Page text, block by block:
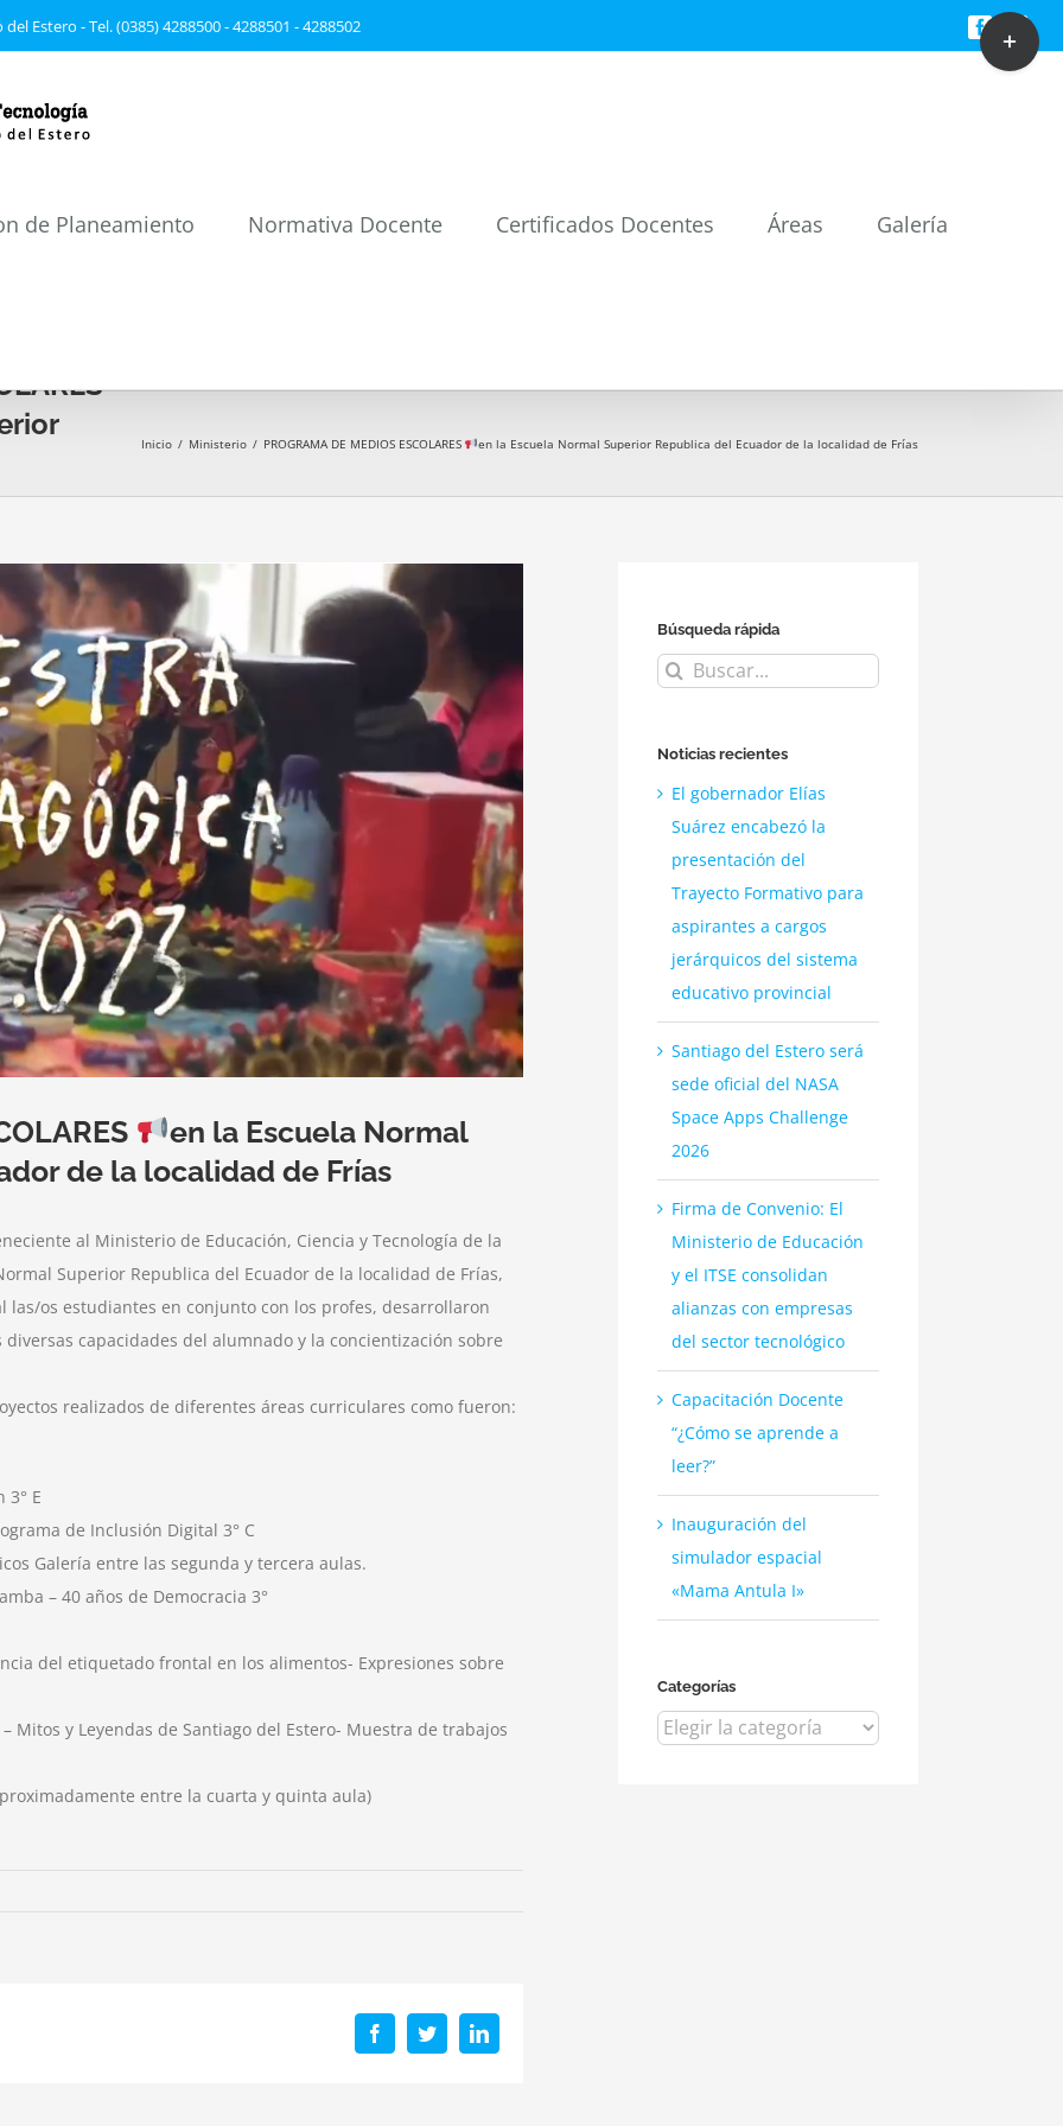
Estero - Tel. (0385) 4288500 - 4288501 - 4288502 Facebook
de Planeamiento Normativa Docente Certificados Docentes Áreas Galería
Inicio / Ministerio / PROGRAMA DE MEDIOS ESCOLARES en la Escuela Normal Superior Republica del Ecuador de la localidad de Frías
en la Escuela Normal
de la localidad de Frías
al Ministerio de Educación, Ciencia y Tecnología de la
Superior Republica del Ecuador de la localidad de Frías,
las/os estudiantes en conjunto con los profes, desarrollaron
capacidades del alumnado y la concientización sobre
realizados de diferentes áreas curriculares como fueron:
3° E
de Inclusión Digital 3° C
Galería entre las segunda y tercera aulas.
– 40 años de Democracia 3°
del etiquetado frontal en los alimentos- Expresiones sobre
Mitos y Leyendas de Santiago del Estero- Muestra de trabajos
entre la cuarta y quinta aula)
FacebookTwitterLinkedIn
Búsqueda rápida
Buscar:
Noticias recientes
El gobernador Elías
Suárez encabezó la
presentación del
Trayecto Formativo para
aspirantes a cargos
jerárquicos del sistema
educativo provincial
Santiago del Estero será
sede oficial del NASA
Space Apps Challenge
2026
Firma de Convenio: El
Ministerio de Educación
y el ITSE consolidan
alianzas con empresas
del sector tecnológico
Capacitación Docente
“¿Cómo se aprende a
leer?”
Inauguración del
simulador espacial
«Mama Antula I»
Categorías
Categorías
Toggle
Sliding